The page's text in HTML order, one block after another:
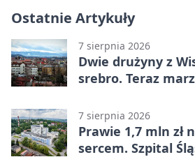
Ostatnie Artykuły
7 sierpnia 2026
Dwie drużyny z
srebro. Teraz
7 sierpnia 2026
Prawie 1,7 mln zł
sercem. Szpital